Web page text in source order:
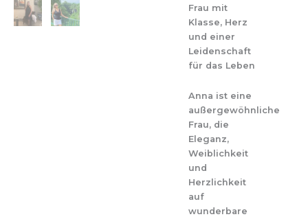
Frau mit
Klasse, Herz
und einer
Leidenschaft
für das Leben
Anna ist eine
außergewöhnliche
Frau, die
Eleganz,
Weiblichkeit
und
Herzlichkeit
auf
wunderbare